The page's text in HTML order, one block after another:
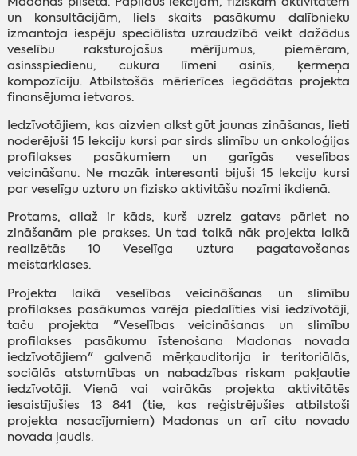
un konsultācijām, liels skaits pasākumu dalībnieku
izmantoja iespēju speciālista uzraudzībā veikt dažādus
veselību raksturojošus mērījumus, piemēram,
asinsspiedienu, cukura līmeni asinīs, ķermeņa
kompozīciju. Atbilstošās mērierīces iegādātas projekta
finansējuma ietvaros.
Iedzīvotājiem, kas aizvien alkst gūt jaunas zināšanas, lieti
noderējuši 15 lekciju kursi par sirds slimību un onkoloģijas
profilakses pasākumiem un garīgās veselības
veicināšanu. Ne mazāk interesanti bijuši 15 lekciju kursi
par veselīgu uzturu un fizisko aktivitāšu nozīmi ikdienā.
Protams, allaž ir kāds, kurš uzreiz gatavs pāriet no
zināšanām pie prakses. Un tad talkā nāk projekta laikā
realizētās 10 Veselīga uztura pagatavošanas
meistarklases.
Projekta laikā veselības veicināšanas un slimību
profilakses pasākumos varēja piedalīties visi iedzīvotāji,
taču projekta "Veselības veicināšanas un slimību
profilakses pasākumu īstenošana Madonas novada
iedzīvotājiem" galvenā mērķauditorija ir teritoriālās,
sociālās atstumtības un nabadzības riskam pakļautie
iedzīvotāji. Vienā vai vairākās projekta aktivitātēs
iesaistījušies 13 841 (tie, kas reģistrējušies atbilstoši
projekta nosacījumiem) Madonas un arī citu novadu
novada ļaudis.